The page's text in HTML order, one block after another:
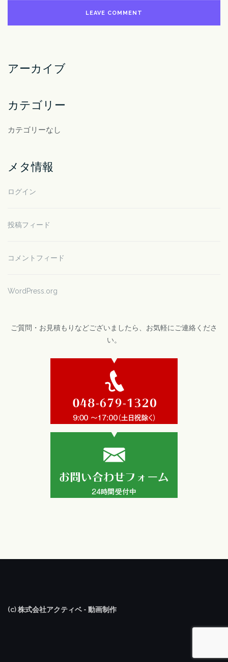
アーカイブ
カテゴリー
カテゴリーなし
メタ情報
ログイン
投稿フィード
コメントフィード
WordPress.org
ご質問・お見積もりなどございましたら、お気軽にご連絡くださ
い。
(c) 株式会社アクティベ - 動画制作